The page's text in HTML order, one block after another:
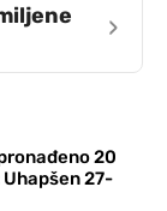
›
20
27-